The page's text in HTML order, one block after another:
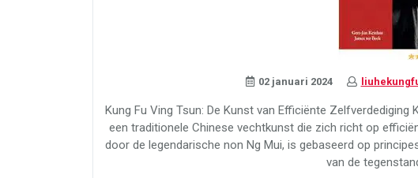
02 januari 2024
Kung Fu Ving Tsun: De Kunst van Efficiënte Zelfverdediging
een traditionele Chinese vechtkunst die zich richt op
door de legendarische non Ng Mui, is gebaseerd op
van de